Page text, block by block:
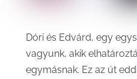
Dóri és Edvárd, egy
vagyunk, akik
egymásnak. Ez az út